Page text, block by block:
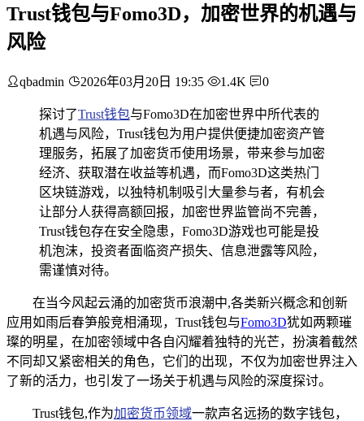
Trust钱包与Fomo3D，加密世界的机遇与
风险
qbadmin 2026年03月20日 19:35 1.4K 0
探讨了Trust钱包与Fomo3D在加密世界中所代表的
机遇与风险，Trust钱包为用户提供便捷加密资产管
理服务，拓展了加密货币使用场景，带来参与加密
经济、获取潜在收益等机遇，而Fomo3D这类热门
区块链游戏，以独特机制吸引大量参与者，有机会
让部分人获得高额回报，加密世界监管尚不完善，
Trust钱包存在安全隐患，Fomo3D游戏也可能是投
机泡沫，投资者面临资产损失、信息泄露等风险，
需谨慎对待。
在当今风起云涌的加密货币浪潮中,各类新兴概念和创新
应用如雨后春笋般竞相涌现，Trust钱包与Fomo3D犹如两颗璀
璨的明星，在加密领域中各自闪耀着独特的光芒，扮演着截然
不同却又紧密相关的角色，它们的出现，不仅为加密世界注入
了新的活力，也引发了一场关于机遇与风险的深度探讨。
Trust钱包,作为加密货币领域一款声名远扬的数字钱包，